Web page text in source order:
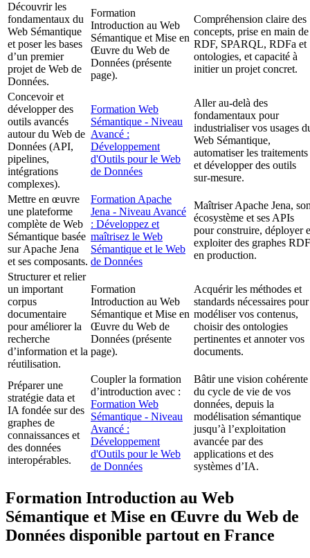
Découvrir les
fondamentaux du
Web Sémantique
et poser les bases
d’un premier
projet de Web de
Données.
Formation
Introduction au Web
Sémantique et Mise en
Œuvre du Web de
Données (présente
page).
Compréhension claire des
concepts, prise en main de
RDF, SPARQL, RDFa et
ontologies, et capacité à
initier un projet concret.
Concevoir et
développer des
outils avancés
autour du Web de
Données (API,
pipelines,
intégrations
complexes).
Formation Web
Sémantique - Niveau
Avancé :
Développement
d'Outils pour le Web
de Données
Aller au-delà des
fondamentaux pour
industrialiser vos usages
Web Sémantique,
automatiser les traitements
et développer des outils
sur-mesure.
Mettre en œuvre
une plateforme
complète de Web
Sémantique basée
sur Apache Jena
et ses composants.
Formation Apache
Jena - Niveau Avancé
: Développez et
maîtrisez le Web
Sémantique et le Web
de Données
Maîtriser Apache Jena,
écosystème et ses APIs
pour construire, déployer
exploiter des graphes RDF
en production.
Structurer et relier
un important
corpus
documentaire
pour améliorer la
recherche
d’information et la
réutilisation.
Formation
Introduction au Web
Sémantique et Mise en
Œuvre du Web de
Données (présente
page).
Acquérir les méthodes et
standards nécessaires pour
modéliser vos contenus,
choisir des ontologies
pertinentes et annoter vos
documents.
Préparer une
stratégie data et
IA fondée sur des
graphes de
connaissances et
des données
interopérables.
Coupler la formation
d’introduction avec :
Formation Web
Sémantique - Niveau
Avancé :
Développement
d'Outils pour le Web
de Données
Bâtir une vision cohérente
du cycle de vie de vos
données, depuis la
modélisation sémantique
jusqu’à l’exploitation
avancée par des
applications et des
systèmes d’IA.
Formation Introduction au Web
Sémantique et Mise en Œuvre du Web de
Données disponible partout en France